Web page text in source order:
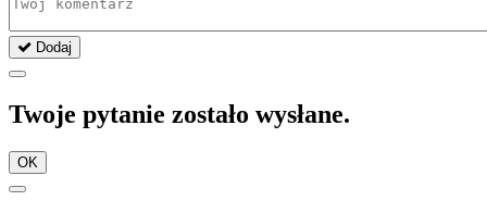
Dodaj
Twoje pytanie zostało wysłane.
OK